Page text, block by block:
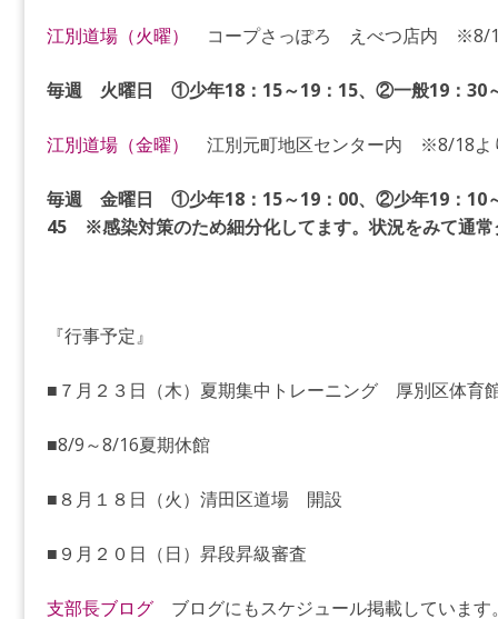
江別道場（火曜） コープさっぽろ えべつ店内 ※8/
毎週 火曜日 ①少年18：15～19：15、②一般19：30
江別道場（金曜） 江別元町地区センター内 ※8/18よ
毎週 金曜日 ①少年18：15～19：00、②少年19：10
45 ※感染対策のため細分化してます。状況をみて通常
『行事予定』
■７月２３日（木）夏期集中トレーニング 厚別区体
■8/9～8/16夏期休館
■８月１８日（火）清田区道場 開設
■９月２０日（日）昇段昇級審査
支部長ブログブログにもスケジュール掲載しています